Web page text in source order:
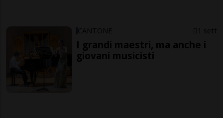
CANTONE 1 sett
I grandi maestri, ma anche i
giovani musicisti